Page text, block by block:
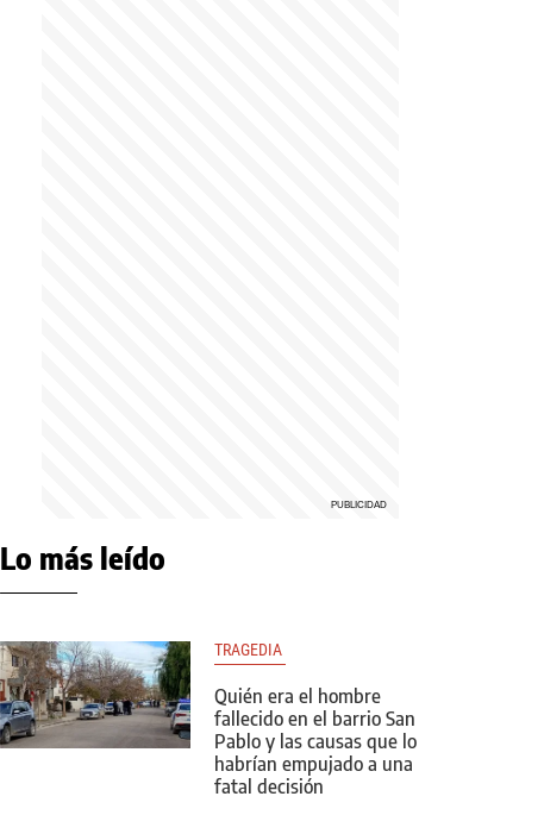
Lo más leído
TRAGEDIA
Quién era el hombre
fallecido en el barrio San
Pablo y las causas que lo
habrían empujado a una
fatal decisión